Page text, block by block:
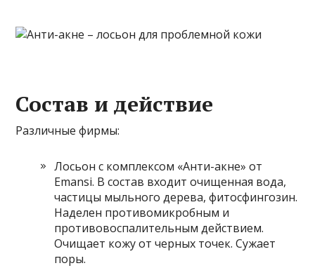
Состав и действие
Различные фирмы:
Лосьон с комплексом «Анти-акне» от
Emansi. В состав входит очищенная вода,
частицы мыльного дерева, фитосфингозин.
Наделен противомикробным и
противовоспалительным действием.
Очищает кожу от черных точек. Сужает
поры.